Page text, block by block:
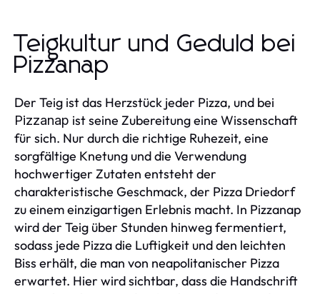
Teigkultur und Geduld bei
Pizzanap
Der Teig ist das Herzstück jeder Pizza, und bei
Pizzanap ist seine Zubereitung eine Wissenschaft
für sich. Nur durch die richtige Ruhezeit, eine
sorgfältige Knetung und die Verwendung
hochwertiger Zutaten entsteht der
charakteristische Geschmack, der Pizza Driedorf
zu einem einzigartigen Erlebnis macht. In Pizzanap
wird der Teig über Stunden hinweg fermentiert,
sodass jede Pizza die Luftigkeit und den leichten
Biss erhält, die man von neapolitanischer Pizza
erwartet. Hier wird sichtbar, dass die Handschrift